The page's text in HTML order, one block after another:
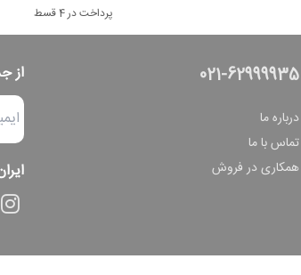
پرداخت در 4 قسط
021-62999935
درباره ما
تماس با ما
همکاری در فروش
از